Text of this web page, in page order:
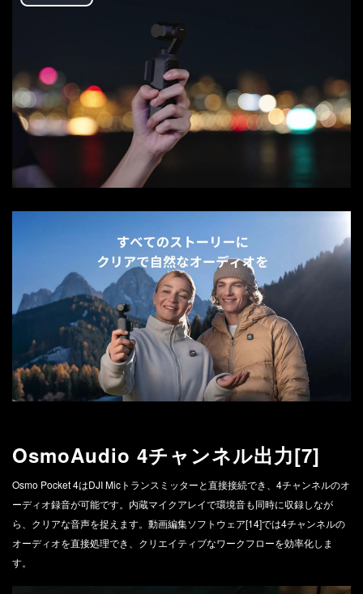
Play
OsmoAudio 4チャンネル出力[7]
Osmo Pocket 4はDJI Micトランスミッターと直接接続でき、4チャンネルのオ
ーディオ録音が可能です。内蔵マイクアレイで環境音も同時に収録しなが
ら、クリアな音声を捉えます。動画編集ソフトウェア[14]では4チャンネルの
オーディオを直接処理でき、クリエイティブなワークフローを効率化しま
す。